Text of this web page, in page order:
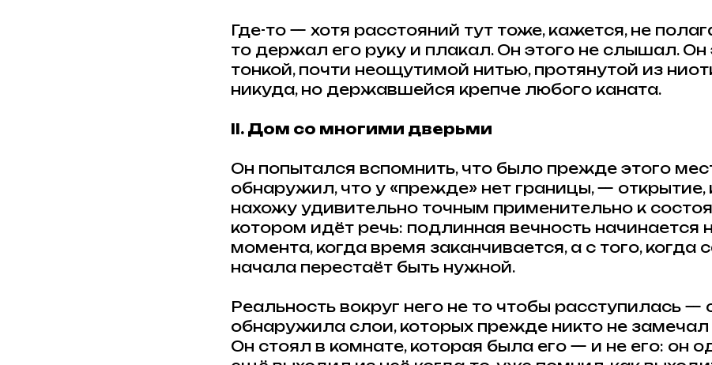
Где-то — хотя расстояний тут тоже, кажется, не
то держал его руку и плакал. Он этого не слышал.
тонкой, почти неощутимой нитью, протянутой из
никуда, но державшейся крепче любого каната.
II. Дом со многими дверьми
Он попытался вспомнить, что было прежде этого
обнаружил, что у «прежде» нет границы, — открытие,
нахожу удивительно точным применительно к
котором идёт речь: подлинная вечность начинается
момента, когда время заканчивается, а с того, когда
начала перестаёт быть нужной.
Реальность вокруг него не то чтобы расступилась —
обнаружила слои, которых прежде никто не замечал
Он стоял в комнате, которая была его — и не его: он